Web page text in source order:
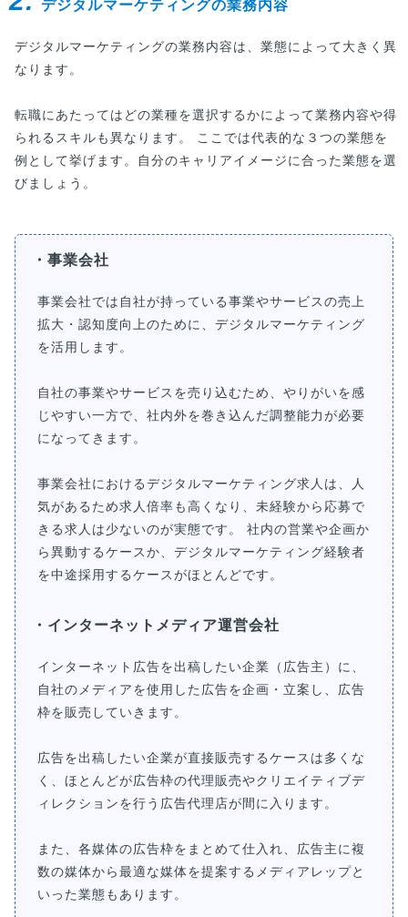
デジタルマーケティングの業務内容
デジタルマーケティングの業務内容は、業態によって大きく異
なります。
転職にあたってはどの業種を選択するかによって業務内容や得
られるスキルも異なります。 ここでは代表的な３つの業態を
例として挙げます。自分のキャリアイメージに合った業態を選
びましょう。
・事業会社
事業会社では自社が持っている事業やサービスの売上
拡大・認知度向上のために、デジタルマーケティング
を活用します。
自社の事業やサービスを売り込むため、やりがいを感
じやすい一方で、社内外を巻き込んだ調整能力が必要
になってきます。
事業会社におけるデジタルマーケティング求人は、人
気があるため求人倍率も高くなり、未経験から応募で
きる求人は少ないのが実態です。 社内の営業や企画か
ら異動するケースか、デジタルマーケティング経験者
を中途採用するケースがほとんどです。
・インターネットメディア運営会社
インターネット広告を出稿したい企業（広告主）に、
自社のメディアを使用した広告を企画・立案し、広告
枠を販売していきます。
広告を出稿したい企業が直接販売するケースは多くな
く、ほとんどが広告枠の代理販売やクリエイティブデ
ィレクションを行う広告代理店が間に入ります。
また、各媒体の広告枠をまとめて仕入れ、広告主に複
数の媒体から最適な媒体を提案するメディアレップと
いった業態もあります。